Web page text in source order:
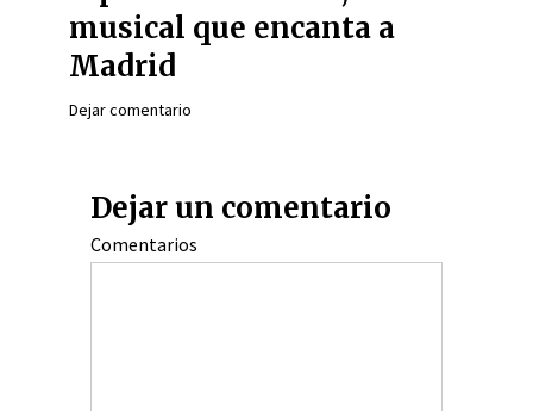
musical que encanta a
Madrid
Dejar comentario
Dejar un comentario
Comentarios